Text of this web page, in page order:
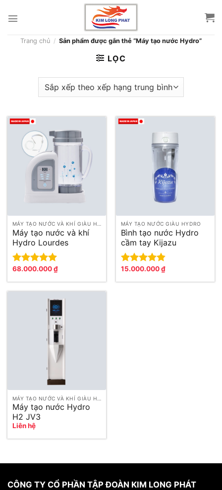
Trang chủ / Sản phẩm được gắn thẻ “Máy tạo nước Hydro”
LỌC
Máy tạo nước và khí
Hydro Lourdes
Hydrofix (Superior
Edition)
Được xếp
68.000.000₫
MÁY TẠO NƯỚC GIÀU HYDRO
Bình tạo nước Hydro
cầm tay Kijazu
Được xếp
15.000.000₫
Máy tạo nước Hydro
H2 JV3
Liên hệ
CÔNG TY CỔ PHẦN TẬP ĐOÀN KIM LONG PHÁT